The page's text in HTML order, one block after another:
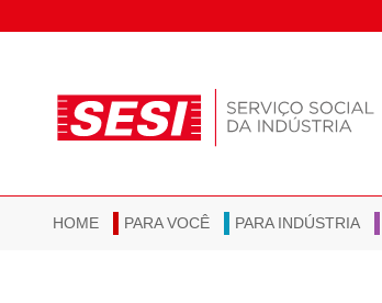
HOME PARA VOCÊ PARA INDÚSTRIA